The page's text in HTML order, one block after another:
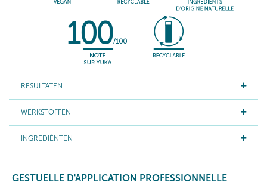
RESULTATEN
WERKSTOFFEN
INGREDIËNTEN
GESTUELLE D'APPLICATION PROFESSIONNELLE